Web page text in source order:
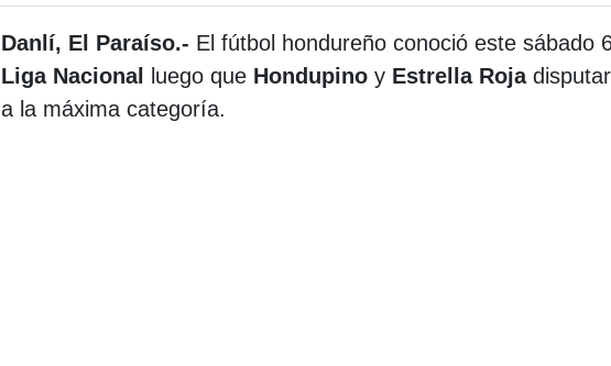
Danlí, El Paraíso.- El fútbol hondureño conoció este sábado
Liga Nacional luego que Hondupino y Estrella Roja
a la máxima categoría.